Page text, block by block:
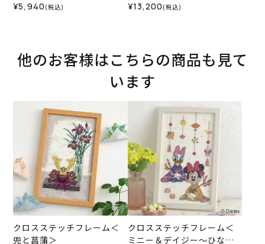
¥5,940 (税込) ¥13,200 (税込)
他のお客様はこちらの商品も見て
います
クロスステッチフレーム＜
兜と菖蒲＞
クロスステッチフレーム＜
ミニー＆デイジー～ひなま